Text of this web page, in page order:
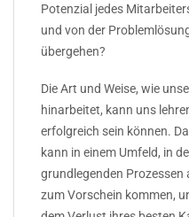
Potenzial jedes
und von der
übergehen?
Die Art und Weise, wie
hinarbeitet, kann uns
erfolgreich sein können.
kann in einem Umfeld, in
grundlegenden
zum Vorschein kommen,